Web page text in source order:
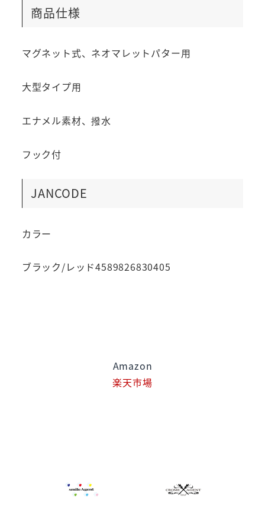
商品仕様
マグネット式、ネオマレットパター用
大型タイプ用
エナメル素材、撥水
フック付
JANCODE
カラー
ブラック/レッド4589826830405
Amazon
楽天市場